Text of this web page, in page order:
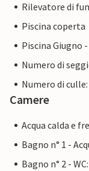
Rilevatore di
Piscina coperta
Piscina Giugno
Numero di
Numero di culle:
Camere
Acqua calda e
Bagno n° 1 -
Bagno n° 2 -